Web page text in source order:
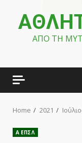
ΑΠΟ ΤΗ
Home 2021
Α ΕΠΣΛ